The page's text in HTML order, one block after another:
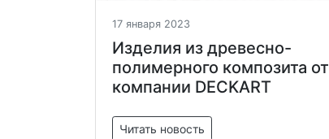
17 января 2023
Изделия из древесно-
полимерного композита от
компании DECKART
Читать новость